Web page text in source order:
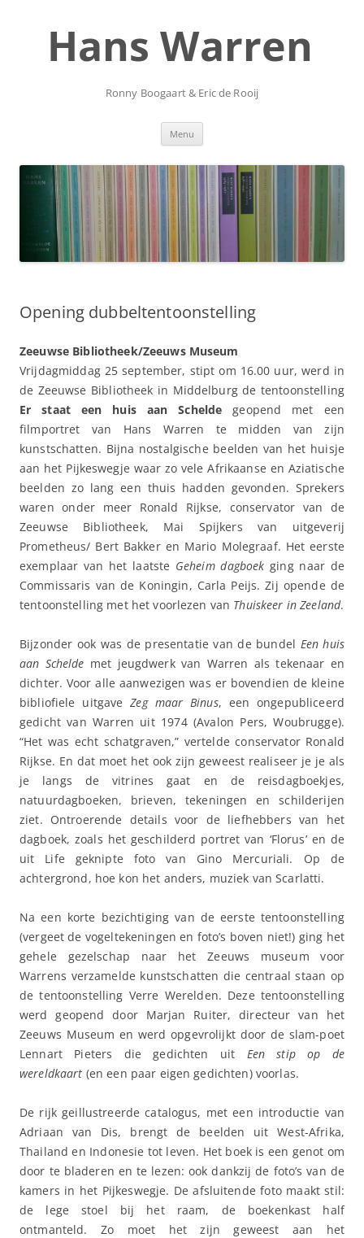
inhoudHans Warren
Ronny Boogaart & Eric de Rooij
Menu
Opening dubbeltentoonstelling
Zeeuwse Bibliotheek/Zeeuws Museum
Vrijdagmiddag 25 september, stipt om 16.00 uur, werd in
de Zeeuwse Bibliotheek in Middelburg de tentoonstelling
Er staat een huis aan Schelde geopend met een
filmportret van Hans Warren te midden van zijn
kunstschatten. Bijna nostalgische beelden van het huisje
aan het Pijkeswegje waar zo vele Afrikaanse en Aziatische
beelden zo lang een thuis hadden gevonden. Sprekers
waren onder meer Ronald Rijkse, conservator van de
Zeeuwse Bibliotheek, Mai Spijkers van uitgeverij
Prometheus/ Bert Bakker en Mario Molegraaf. Het eerste
exemplaar van het laatste Geheim dagboek ging naar de
Commissaris van de Koningin, Carla Peijs. Zij opende de
tentoonstelling met het voorlezen van Thuiskeer in Zeeland.
Bijzonder ook was de presentatie van de bundel Een huis
aan Schelde met jeugdwerk van Warren als tekenaar en
dichter. Voor alle aanwezigen was er bovendien de kleine
bibliofiele uitgaveZeg maar Binus, een ongepubliceerd
gedicht van Warren uit 1974 (Avalon Pers, Woubrugge).
“Het was echt schatgraven,” vertelde conservator Ronald
Rijkse. En dat moet het ook zijn geweest realiseer je je als
je langs de vitrines gaat en de reisdagboekjes,
natuurdagboeken, brieven, tekeningen en schilderijen
ziet. Ontroerende details voor de liefhebbers van het
dagboek, zoals het geschilderd portret van ‘Florus’ en de
uit Life geknipte foto van Gino Mercuriali. Op de
achtergrond, hoe kon het anders, muziek van Scarlatti.
Na een korte bezichtiging van de eerste tentoonstelling
(vergeet de vogeltekeningen en foto’s boven niet!) ging het
gehele gezelschap naar het Zeeuws museum voor
Warrens verzamelde kunstschatten die centraal staan op
de tentoonstelling Verre Werelden. Deze tentoonstelling
werd geopend door Marjan Ruiter, directeur van het
Zeeuws Museum en werd opgevrolijkt door de slam-poet
Lennart Pieters die gedichten uit Een stip op de
wereldkaart (en een paar eigen gedichten) voorlas.
De rijk geillustreerde catalogus, met een introductie van
Adriaan van Dis, brengt de beelden uit West-Afrika,
Thailand en Indonesie tot leven. Het boek is een genot om
door te bladeren en te lezen: ook dankzij de foto’s van de
kamers in het Pijkeswegje. De afsluitende foto maakt stil:
de lege stoel bij het raam, de boekenkast half
ontmanteld. Zo moet het zijn geweest aan het